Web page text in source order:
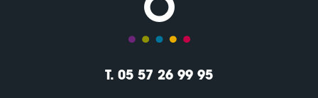
T. 05 57 26 99 95